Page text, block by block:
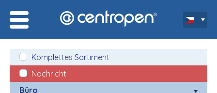
Komplettes Sortiment
Nachricht
Büro